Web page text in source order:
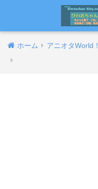
ホーム アニオタWorld！